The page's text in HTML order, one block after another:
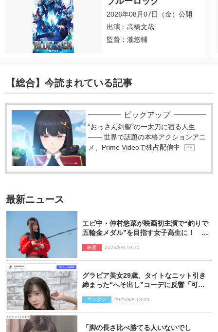
2026年08月07日（金）公開
出演：高橋文哉
監督：瀧悠輔
【総合】今読まれている記事
ピックアップ
“おっさん剣聖”の一太刀に宿る人生
―― 世界で話題の本格アクションアニ
メ、Prime Videoで独占配信中
P R
最新ニュース
エビ中・仲村悠菜が映画初主演で“釣りで
五輪金メダル”を目指す女子高生に！ 映
映画 2026/8/8 19:30
グラビア美女29歳、タイトなニット引き
締まった“へそ出し”コーデに反響「可愛
エンタメ 2026/8/8 18:00
「脚の長さ比べ勝てる人いないでし